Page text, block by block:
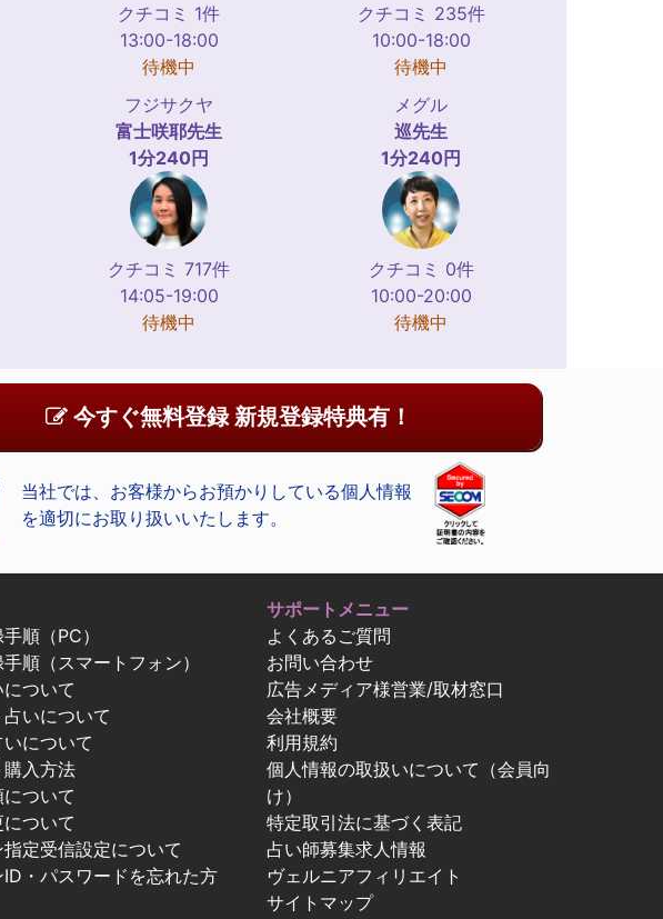
クチコミ 1件
13:00-18:00
待機中
クチコミ 235件
10:00-18:00
待機中
フジサクヤ
富士咲耶先生
1分240円
クチコミ 717件
14:05-19:00
待機中
メグル
巡先生
1分240円
クチコミ 0件
10:00-20:00
待機中
今すぐ無料登録 新規登録特典有！
当社では、お客様からお預かりしている個人情報
を適切にお取り扱いいたします。
順（PC）
順（スマートフォン）
ついて
いについて
いについて
入方法
ついて
ついて
指定受信設定について
ID・パスワードを忘れた方
サポートメニュー
よくあるご質問
お問い合わせ
広告メディア様営業/取材窓口
会社概要
利用規約
個人情報の取扱いについて（会員向
け）
特定取引法に基づく表記
占い師募集求人情報
ヴェルニアフィリエイト
サイトマップ